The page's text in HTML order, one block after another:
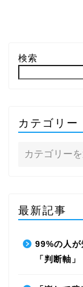
検索
カテゴリー
最新記事
99%の人が
「判断軸」